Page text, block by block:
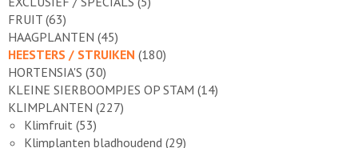
FRUIT (63)
HAAGPLANTEN (45)
HEESTERS / STRUIKEN (180)
HORTENSIA'S (30)
KLEINE SIERBOOMPJES OP STAM (14)
KLIMPLANTEN (227)
Klimfruit (53)
Klimplanten bladhoudend (29)